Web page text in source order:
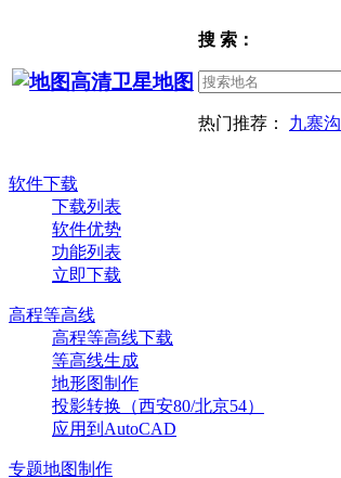
搜 索：
热门推荐： 九寨沟
软件下载
下载列表
软件优势
功能列表
立即下载
高程等高线
高程等高线下载
等高线生成
地形图制作
投影转换（西安80/北京54）
应用到AutoCAD
专题地图制作